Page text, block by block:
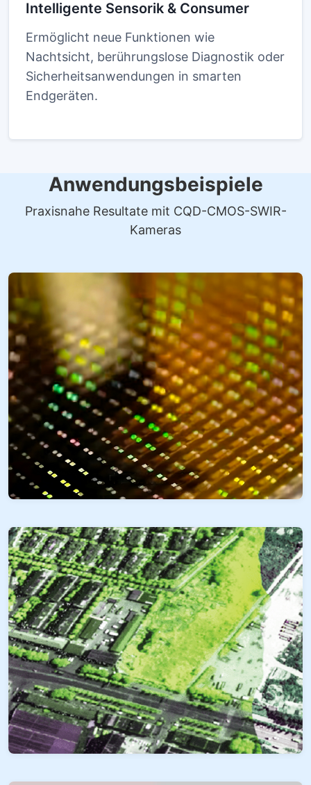
Intelligente Sensorik & Consumer
Ermöglicht neue Funktionen wie
Nachtsicht, berührungslose Diagnostik oder
Sicherheitsanwendungen in smarten
Endgeräten.
Anwendungsbeispiele
Praxisnahe Resultate mit CQD-CMOS-SWIR-
Kameras